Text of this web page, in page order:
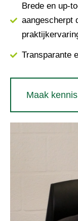
Brede en up-
aangescherpt
Transparante
Maak